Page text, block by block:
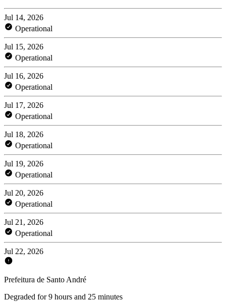
Jul 14, 2026
Operational
Jul 15, 2026
Operational
Jul 16, 2026
Operational
Jul 17, 2026
Operational
Jul 18, 2026
Operational
Jul 19, 2026
Operational
Jul 20, 2026
Operational
Jul 21, 2026
Operational
Jul 22, 2026
Prefeitura de Santo André
Degraded for 9 hours and 25 minutes